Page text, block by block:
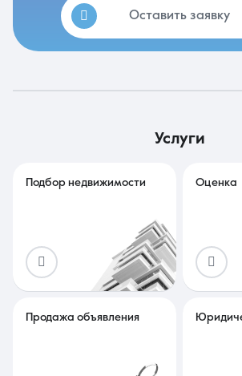
Оставить заявку
услуги
Подбор недвижимости Оценка
Продажа объявления